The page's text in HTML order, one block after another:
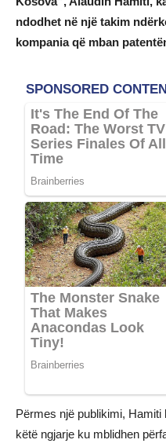
ndodhet në një takim
kompania që mban
Përmes një publikimi,
këtë ngjarje ku mblidhen